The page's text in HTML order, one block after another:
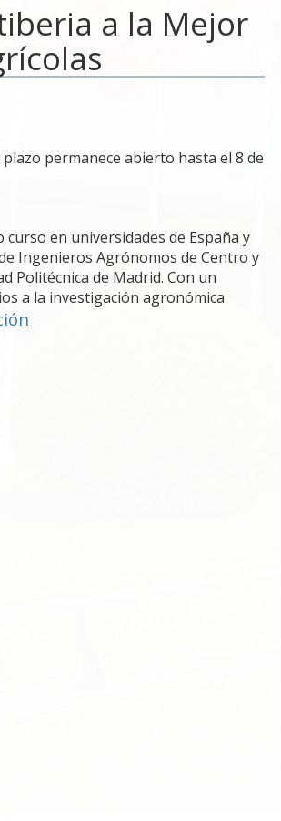
a la Mejor
plazo permanece abierto hasta el 8 de
en universidades de España y
Ingenieros Agrónomos de Centro y
Politécnica de Madrid. Con un
a la investigación agronómica